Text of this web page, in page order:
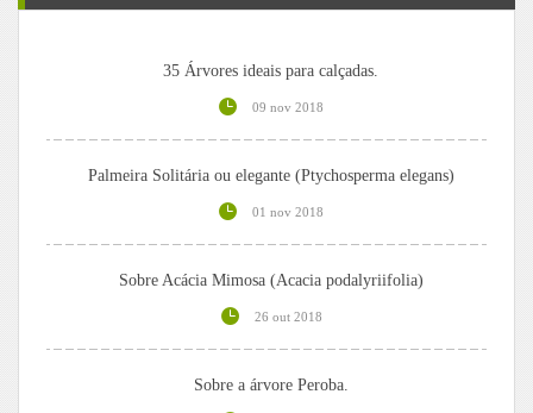
35 Árvores ideais para calçadas.
09 nov 2018
Palmeira Solitária ou elegante (Ptychosperma elegans)
01 nov 2018
Sobre Acácia Mimosa (Acacia podalyriifolia)
26 out 2018
Sobre a árvore Peroba.